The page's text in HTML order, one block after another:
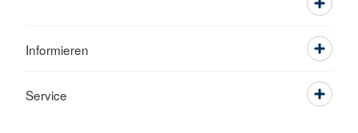
Informieren
Service